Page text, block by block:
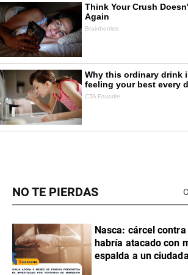
NO TE PIERDAS
Nasca: cárcel
habría atacado con
espalda a un